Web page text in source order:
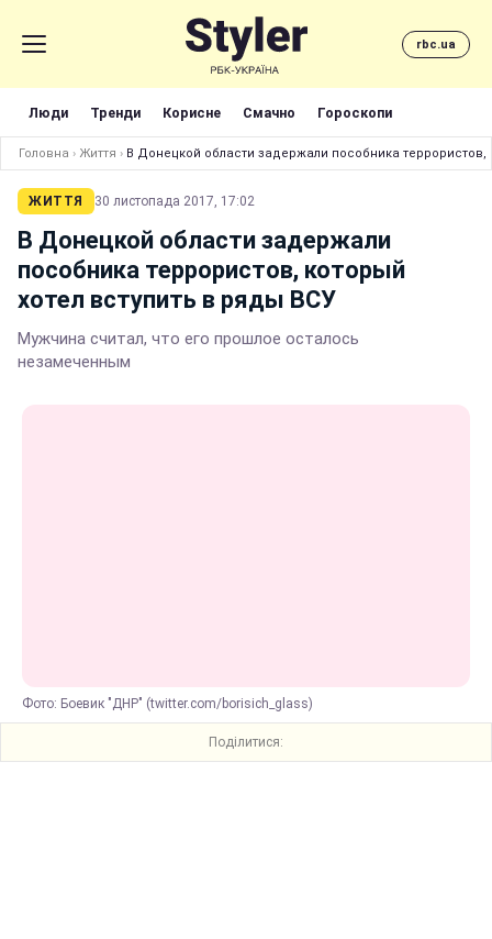
rbc.ua
Люди Тренди Корисне Смачно Гороскопи
Головна › Життя › В Донецкой области задержали пособника террористов,
ЖИТТЯ 30 листопада 2017, 17:02
В Донецкой области задержали
пособника террористов, который
хотел вступить в ряды ВСУ
Мужчина считал, что его прошлое осталось
незамеченным
Фото: Боевик "ДНР" (twitter.com/borisich_glass)
Поділитися: